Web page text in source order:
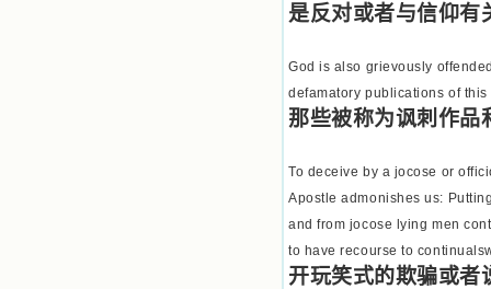
是反对或者与信仰有
God is also grievously
defamatory publications of this
那些被称为讽刺作品
To deceive by a jocose or
Apostle admonishes us:
and from jocose lying men
to have recourse to
开玩笑式的欺骗或者